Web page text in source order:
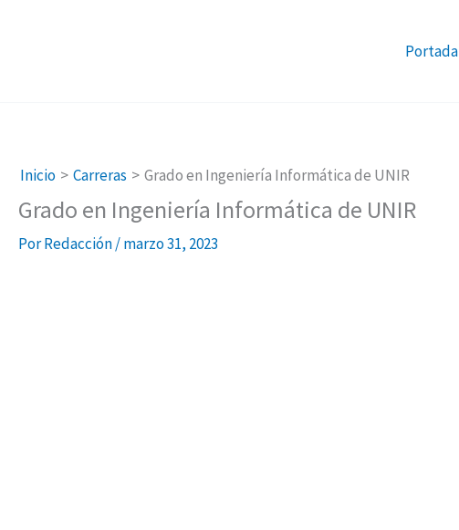
Portada
Inicio Carreras Grado en Ingeniería Informática de UNIR
Grado en Ingeniería Informática de UNIR
PorRedacción/marzo 31, 2023